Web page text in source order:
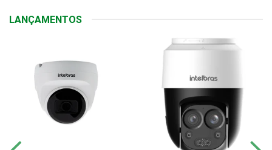
LANÇAMENTOS